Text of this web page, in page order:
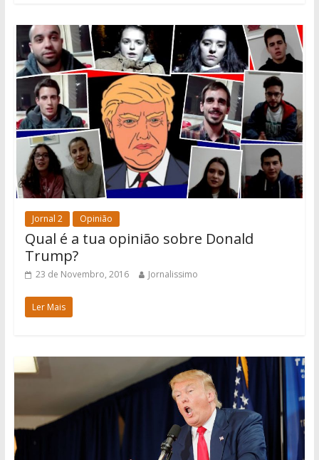
Jornal 2 Opinião
Qual é a tua opinião sobre Donald
Trump?
23 de Novembro, 2016 Jornalissimo
Ler Mais